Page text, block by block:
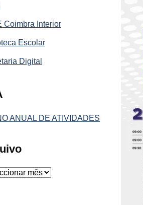
Coimbra Interior
Escolar
Digital
ANUAL DE ATIVIDADES